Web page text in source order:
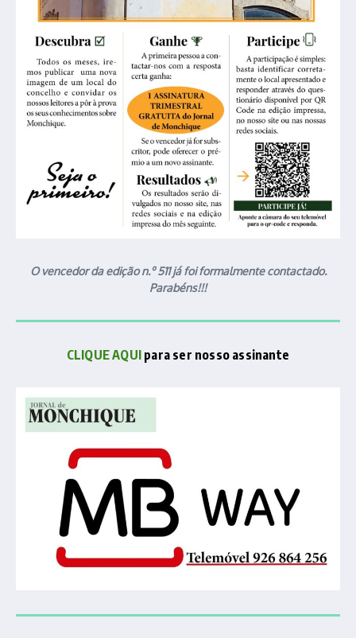
O vencedor da edição n.º 511 já foi formalmente contactado.
Parabéns!!!
CLIQUE AQUI para ser nosso assinante